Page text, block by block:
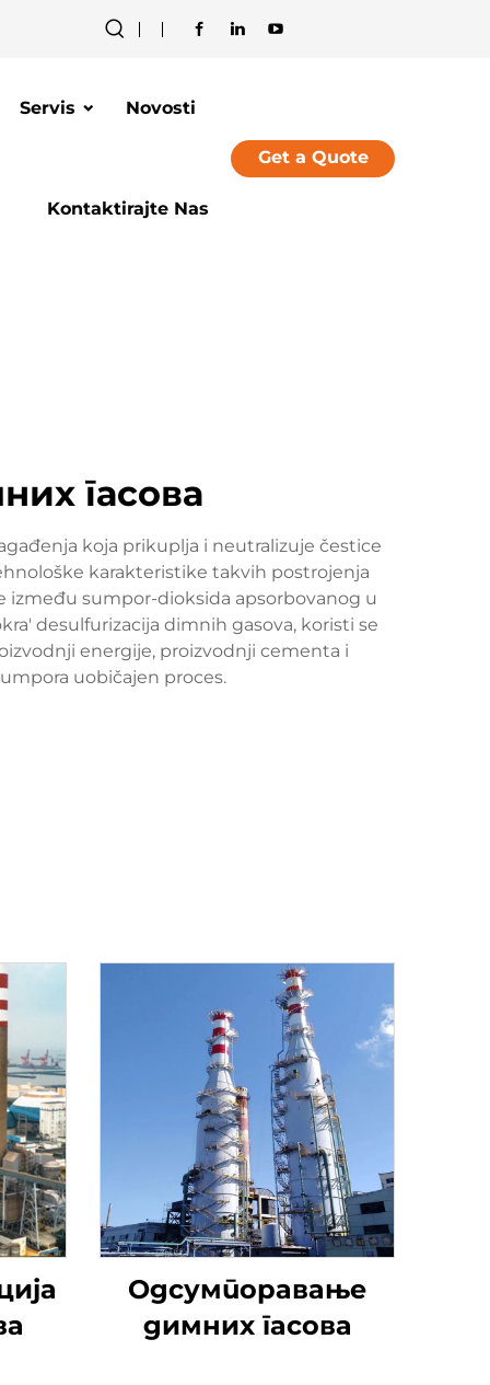
Servis Novosti
Kontaktirajte Nas
Get a Quote
гасова
koja prikuplja i neutralizuje čestice
karakteristike takvih postrojenja
između sumpor-dioksida apsorbovanog u
desulfurizacija dimnih gasova, koristi se
energije, proizvodnji cementa i
uobičajen proces.
Одсумпоравање
димних гасова